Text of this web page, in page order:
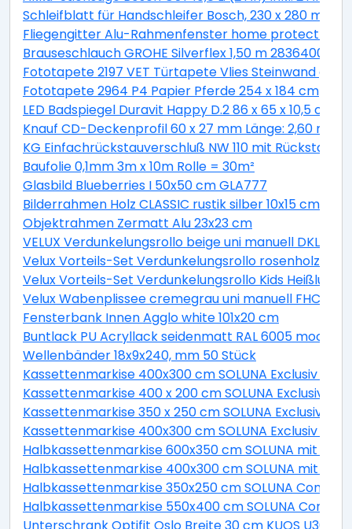
Schleifblatt für Handschleifer Bosch, 230 x 280 mm,
Fliegengitter Alu-Rahmenfenster home protect weiss
Brauseschlauch GROHE Silverflex 1,50 m 28364000
Fototapete 2197 VET Türtapete Vlies Steinwand grau/
Fototapete 2964 P4 Papier Pferde 254 x 184 cm
LED Badspiegel Duravit Happy D.2 86 x 65 x 10,5 cm
Knauf CD-Deckenprofil 60 x 27 mm Länge: 2,60 m
KG Einfachrückstauverschluß NW 110 mit
Baufolie 0,1mm 3m x 10m Rolle = 30m²
Glasbild Blueberries I 50x50 cm GLA777
Bilderrahmen Holz CLASSIC rustik silber 10x15 cm
Objektrahmen Zermatt Alu 23x23 cm
VELUX Verdunkelungsrollo beige uni manuell DKL P10
Velux Vorteils-Set Verdunkelungsrollo rosenholz uni
Velux Vorteils-Set Verdunkelungsrollo Kids
Velux Wabenplissee cremegrau uni manuell FHC U31
Fensterbank Innen Agglo white 101x20 cm
Buntlack PU Acryllack seidenmatt RAL 6005
Wellenbänder 18x9x240, mm 50 Stück
Kassettenmarkise 400x300 cm SOLUNA Exclusiv mit
Kassettenmarkise 400 x 200 cm SOLUNA Exclusiv
Kassettenmarkise 350 x 250 cm SOLUNA Exclusiv
Kassettenmarkise 400x300 cm SOLUNA Exclusiv mit
Halbkassettenmarkise 600x350 cm SOLUNA mit
Halbkassettenmarkise 400x300 cm SOLUNA mit
Halbkassettenmarkise 350x250 cm SOLUNA
Halbkassettenmarkise 550x400 cm SOLUNA